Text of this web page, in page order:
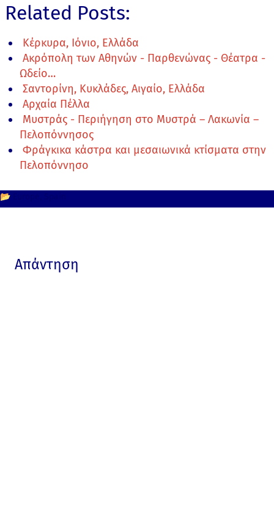
Related Posts:
Κέρκυρα, Ιόνιο, Ελλάδα
Ακρόπολη των Αθηνών - Παρθενώνας - Θέατρα -
Ωδείο…
Σαντορίνη, Κυκλάδες, Αιγαίο, Ελλάδα
Αρχαία Πέλλα
Μυστράς - Περιήγηση στο Μυστρά – Λακωνία –
Πελοπόννησος
Φράγκικα κάστρα και μεσαιωνικά κτίσματα στην
Πελοπόννησο
📂
Απάντηση